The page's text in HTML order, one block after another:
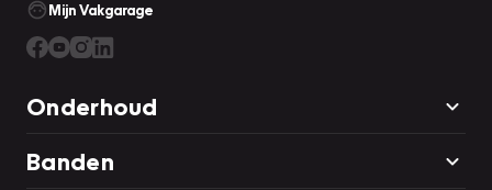
Mijn Vakgarage
Onderhoud
Banden